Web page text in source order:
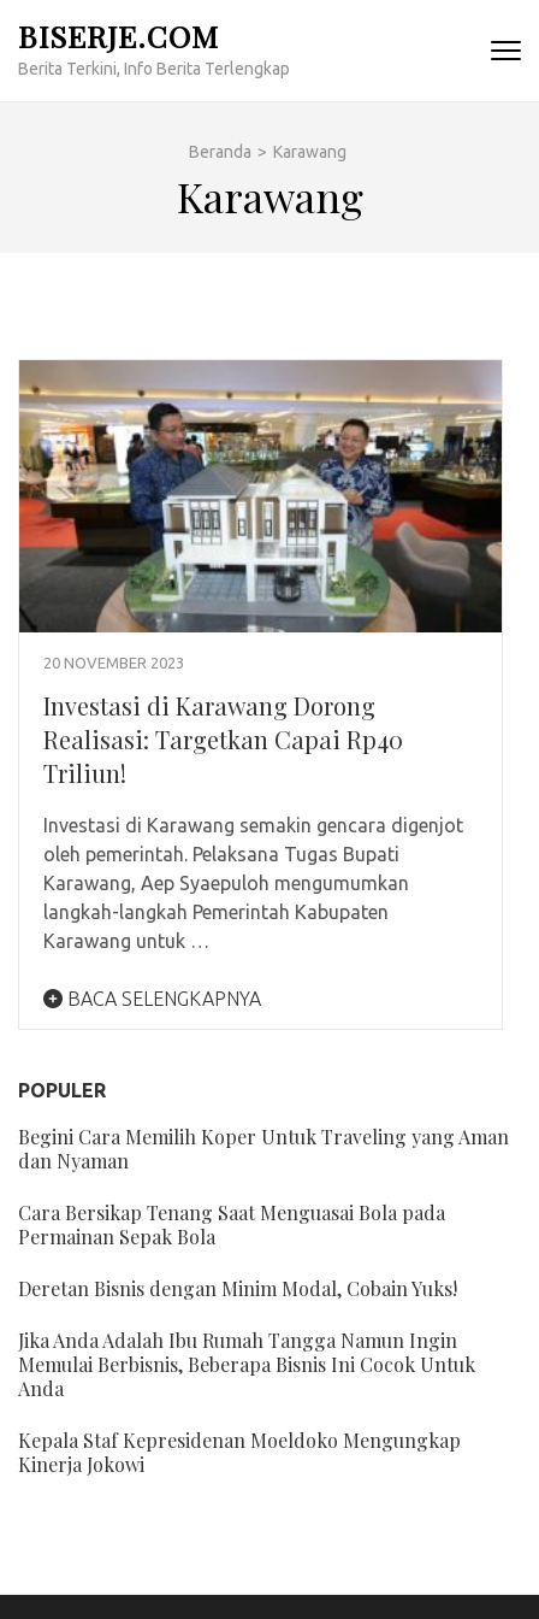
konten
BISERJE.COM
Berita Terkini, Info Berita Terlengkap
Beranda > Karawang
Karawang
20 NOVEMBER 2023
Investasi di Karawang Dorong
Realisasi: Targetkan Capai Rp40
Triliun!
Investasi di Karawang semakin gencara digenjot
oleh pemerintah. Pelaksana Tugas Bupati
Karawang, Aep Syaepuloh mengumumkan
langkah-langkah Pemerintah Kabupaten
Karawang untuk …
BACA SELENGKAPNYA
POPULER
Begini Cara Memilih Koper Untuk Traveling yang Aman
dan Nyaman
Cara Bersikap Tenang Saat Menguasai Bola pada
Permainan Sepak Bola
Deretan Bisnis dengan Minim Modal, Cobain Yuks!
Jika Anda Adalah Ibu Rumah Tangga Namun Ingin
Memulai Berbisnis, Beberapa Bisnis Ini Cocok Untuk
Anda
Kepala Staf Kepresidenan Moeldoko Mengungkap
Kinerja Jokowi